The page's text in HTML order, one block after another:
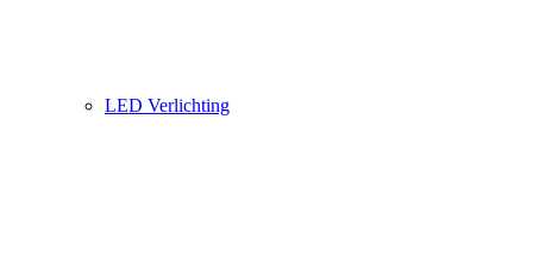
LED Verlichting